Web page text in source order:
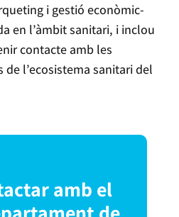
i gestió econòmic-
en l’àmbit sanitari, i inclou
contacte amb les
l’ecosistema sanitari del
amb el